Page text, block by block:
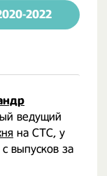
2022
ведущий
на СТС, у
выпусков за